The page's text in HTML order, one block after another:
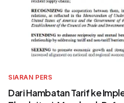
SIARAN PERS
Dari Hambatan Tarif ke